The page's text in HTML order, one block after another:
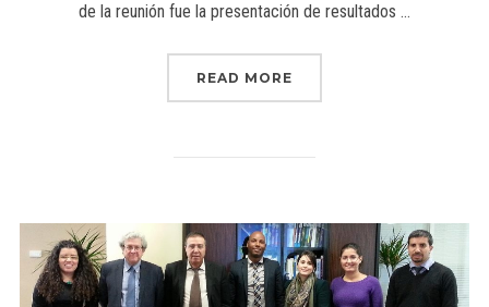
de la reunión fue la presentación de resultados …
READ MORE